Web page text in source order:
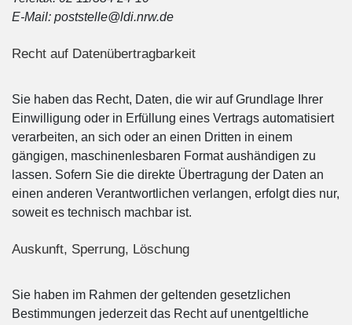
E-Mail: poststelle@ldi.nrw.de
Recht auf Datenübertragbarkeit
Sie haben das Recht, Daten, die wir auf Grundlage Ihrer
Einwilligung oder in Erfüllung eines Vertrags automatisiert
verarbeiten, an sich oder an einen Dritten in einem
gängigen, maschinenlesbaren Format aushändigen zu
lassen. Sofern Sie die direkte Übertragung der Daten an
einen anderen Verantwortlichen verlangen, erfolgt dies nur,
soweit es technisch machbar ist.
Auskunft, Sperrung, Löschung
Sie haben im Rahmen der geltenden gesetzlichen
Bestimmungen jederzeit das Recht auf unentgeltliche